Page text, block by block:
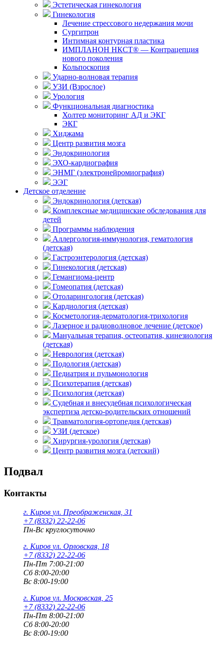
Эстетическая гинекология
Гинекология
Лечение стрессового недержания мочи
Сургитрон
Интимная контурная пластика
ИМПЛАНОН НКСТ® — Контрацепция
нового поколения
Кольпоскопия
Ударно-волновая терапия
УЗИ (Взрослое)
Урология
Функциональная диагностика
Холтер мониторинг АД и ЭКГ
ЭКГ
Хиджама
Центр развития мозга
Эндокринология
ЭХО-кардиография
ЭНМГ (электронейромиография)
ЭЭГ
Детское отделение
Эндокринология (детская)
Комплексные медицинские обследования для
детей
Программы наблюдения
Аллергология-иммунология, гематология
(детская)
Гастроэнтерология (детская)
Гинекология (детская)
Гемангиома-центр
Гомеопатия (детская)
Отоларингология (детская)
Кардиология (детская)
Косметология-дерматология-трихология
Лазерное и радиоволновое лечение (детское)
Мануальная терапия, остеопатия, кинезиология
(детская)
Неврология (детская)
Подология (детская)
Педиатрия и пульмонология
Психотерапия (детская)
Психология (детская)
Судебная и внесудебная психологическая
экспертиза детско-родительских отношений
Травматология-ортопедия (детская)
УЗИ (детское)
Хирургия-урология (детская)
Центр развития мозга (детский)
Подвал
Контакты
г. Киров ул. Преображенская, 31
+7 (8332) 22-22-06
Пн-Вс круглосуточно
г. Киров ул. Орловская, 18
+7 (8332) 22-22-06
Пн-Пт 7:00-21:00
Сб 8:00-20:00
Вс 8:00-19:00
г. Киров ул. Московская, 25
+7 (8332) 22-22-06
Пн-Пт 8:00-21:00
Сб 8:00-20:00
Вс 8:00-19:00